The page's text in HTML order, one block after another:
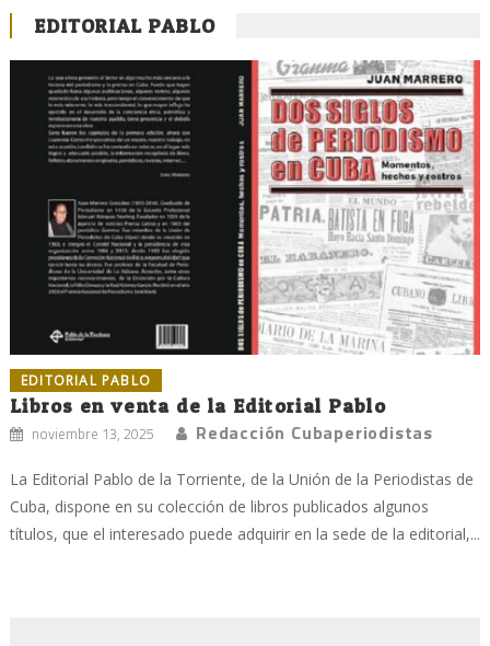
EDITORIAL PABLO
EDITORIAL PABLO
Libros en venta de la Editorial Pablo
noviembre 13, 2025 Redacción Cubaperiodistas
La Editorial Pablo de la Torriente, de la Unión de la Periodistas de
Cuba, dispone en su colección de libros publicados algunos
títulos, que el interesado puede adquirir en la sede de la editorial,...